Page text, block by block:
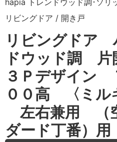
hapia トレンドウッド調･ソリ
リビングドア / 開き戸
リビングドア
ドウッド調
３Ｐデザイン
００高 〈ミル
左右兼用 （
ダード丁番）用